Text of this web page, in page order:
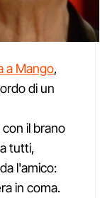
a Mango,
di un
il brano
tutti,
l'amico:
in coma.